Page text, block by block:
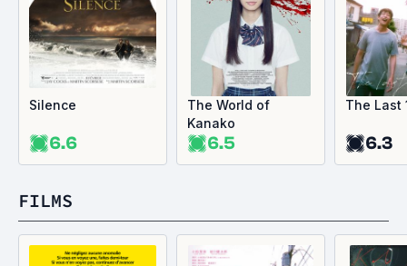
Silence
6.6
The World of
Kanako
6.5
The Last
6.3
FILMS